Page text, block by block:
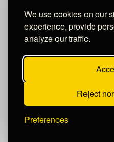
We use cookies on our
experience, provide
analyze our traffic.
Reject
Preferences
David Raudales
Salvador.